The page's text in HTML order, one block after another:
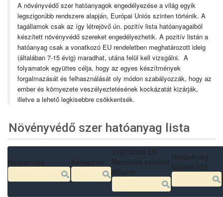
A növényvédő szer hatóanyagok engedélyezése a világ egyik
legszigorúbb rendszere alapján, Európai Uniós szinten történik. A
tagállamok csak az így létrejövő ún. pozitív lista hatóanyagaiból
készített növényvédő szereket engedélyezhetik. A pozitív listán a
hatóanyag csak a vonatkozó EU rendeletben meghatározott ideig
(általában 7-15 évig) maradhat, utána felül kell vizsgálni. A
folyamatok együttes célja, hogy az egyes készítmények
forgalmazását és felhasználását oly módon szabályozzák, hogy az
ember és környezete veszélyeztetésének kockázatát kizárják,
illetve a lehető legkisebbre csökkentsék.
Növényvédő szer hatóanyag lista